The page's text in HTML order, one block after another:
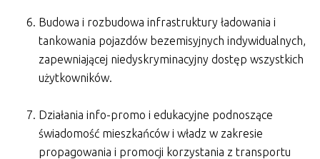
Budowa i rozbudowa infrastruktury ładowania i
tankowania pojazdów bezemisyjnych indywidualnych,
zapewniającej niedyskryminacyjny dostęp wszystkich
użytkowników.
Działania info-promo i edukacyjne podnoszące
świadomość mieszkańców i władz w zakresie
propagowania i promocji korzystania z transportu